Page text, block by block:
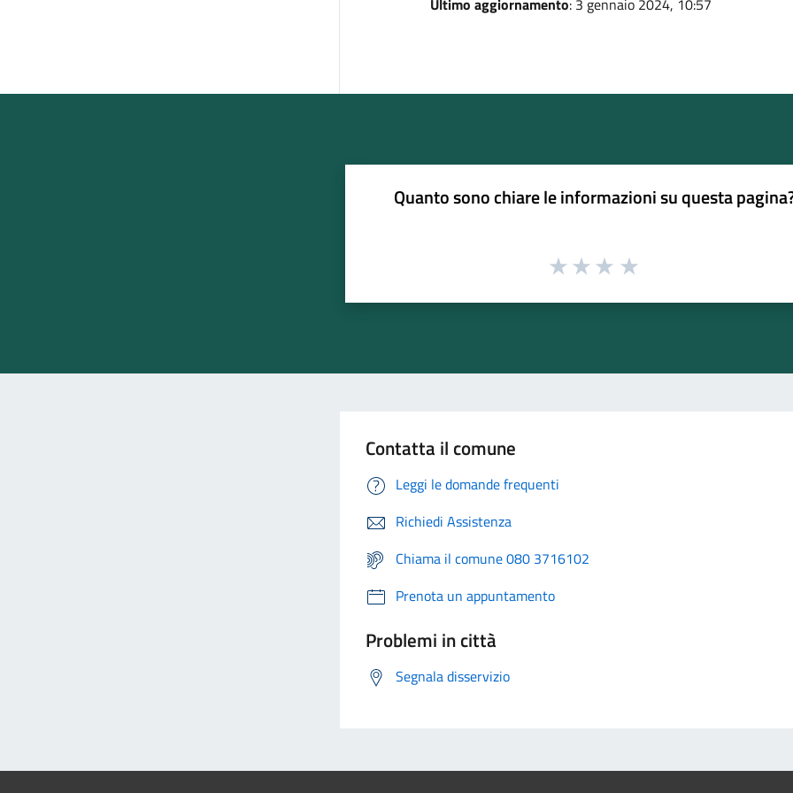
Ultimo aggiornamento: 3 gennaio 2024, 10:57
Quanto sono chiare le informazioni su questa
Contatta il comune
Leggi le domande frequenti
Richiedi Assistenza
Chiama il comune 080 3716102
Prenota un appuntamento
Problemi in città
Segnala disservizio